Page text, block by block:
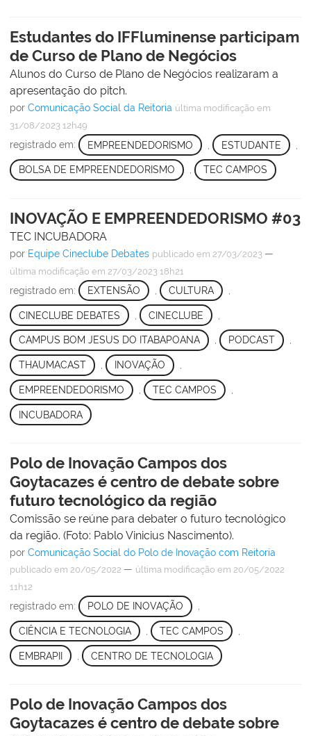
Estudantes do IFFluminense participam
de Curso de Plano de Negócios
Alunos do Curso de Plano de Negócios realizaram a
apresentação do pitch.
por Comunicação Social da Reitoria última modificação em
31/08/2023 12h49
registrado em: EMPREENDEDORISMO ESTUDANTE
BOLSA DE EMPREENDEDORISMO , TEC CAMPOS
INOVAÇÃO E EMPREENDEDORISMO #03
TEC INCUBADORA
por Equipe Cineclube Debates publicado em 27/03/2023 —
última modificação em 27/03/2023 18h21
registrado em: EXTENSÃO CULTURA
CINECLUBE DEBATES CINECLUBE
CAMPUS BOM JESUS DO ITABAPOANA , PODCAST ,
THAUMACAST INOVAÇÃO
EMPREENDEDORISMO TEC CAMPOS
INCUBADORA
Polo de Inovação Campos dos
Goytacazes é centro de debate sobre
futuro tecnológico da região
Comissão se reúne para debater o futuro tecnológico
da região. (Foto: Pablo Vinicius Nascimento).
por Comunicação Social do Polo de Inovação com Reitoria
publicado em 20/05/2022 — última modificação em 20/05/2022
11h12
registrado em: POLO DE INOVAÇÃO ,
CIÊNCIA E TECNOLOGIA TEC CAMPOS
EMBRAPII CENTRO DE TECNOLOGIA
Polo de Inovação Campos dos
Goytacazes é centro de debate sobre